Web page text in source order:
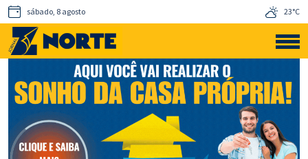
sábado, 8 agosto 23°C